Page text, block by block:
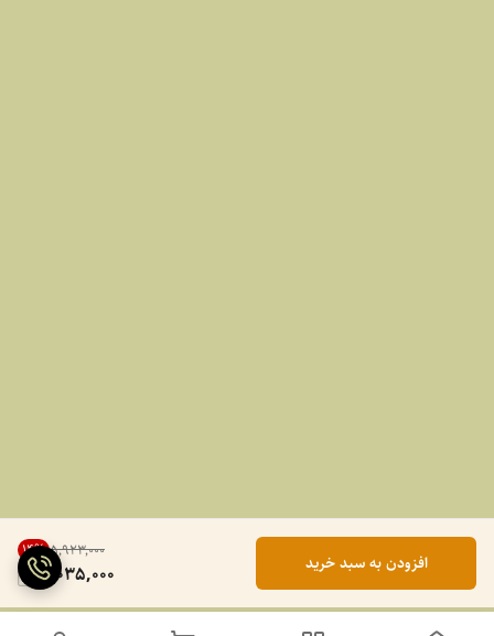
۵٬۹۲۳٬۰۰۰ 14%
5,035,000 افزودن به سبد خرید